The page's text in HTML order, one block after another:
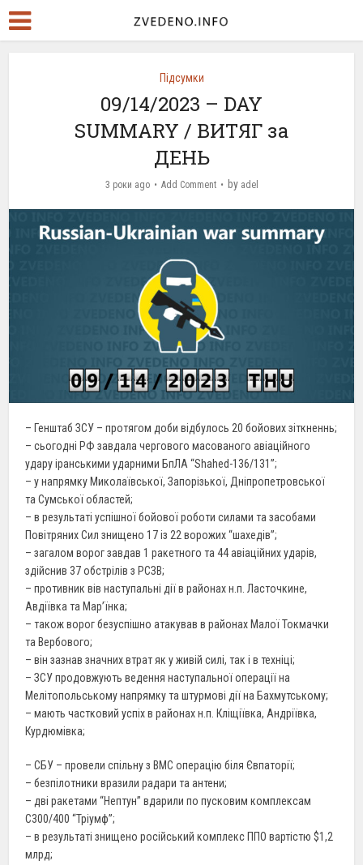
Підсумки
09/14/2023 – DAY
SUMMARY / ВИТЯГ за
ДЕНЬ
3 роки ago Add Comment by adel
– Генштаб ЗСУ – протягом доби відбулось 20 бойових зіткненнь;
– сьогодні РФ завдала чергового масованого авіаційного
удару іранськими ударними БпЛА “Shahed-136/131”;
– у напрямку Миколаївської, Запорізької, Дніпропетровської
та Сумської областей;
– в результаті успішної бойової роботи силами та засобами
Повітряних Сил знищено 17 із 22 ворожих “шахедів”;
– загалом ворог завдав 1 ракетного та 44 авіаційних ударів,
здійснив 37 обстрілів з РСЗВ;
– противник вів наступальні дії в районах н.п. Ласточкине,
Авдіївка та Мар’їнка;
– також ворог безуспішно атакував в районах Малої Токмачки
та Вербового;
– він зазнав значних втрат як у живій силі, так і в техніці;
– ЗСУ продовжують ведення наступальної операції на
Мелітопольському напрямку та штурмові дії на Бахмутському;
– мають частковий успіх в районах н.п. Кліщіївка, Андріївка,
Курдюмівка;
– СБУ – провели спільну з ВМС операцію біля Євпаторії;
– безпілотники вразили радари та антени;
– дві ракетами “Нептун” вдарили по пусковим комплексам
С300/400 “Тріумф”;
– в результаті знищено російський комплекс ППО вартістю $1,2
млрд;